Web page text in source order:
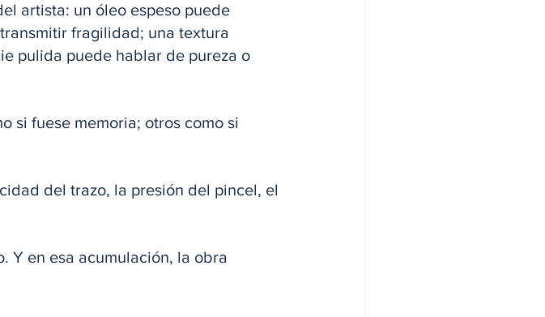
artista: un óleo espeso puede
fragilidad; una textura
pulida puede hablar de pureza o
si fuese memoria; otros como si
del trazo, la presión del pincel, el
Y en esa acumulación, la obra